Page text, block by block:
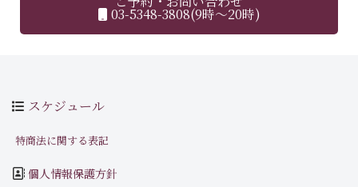
03-5348-3808(9時～20時)
スケジュール
特商法に関する表記
個人情報保護方針